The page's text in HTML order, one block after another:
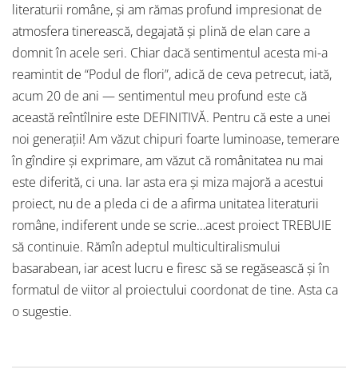
literaturii române, şi am rămas profund impresionat de
atmosfera tinerească, degajată şi plină de elan care a
domnit în acele seri. Chiar dacă sentimentul acesta mi-a
reamintit de “Podul de flori”, adică de ceva petrecut, iată,
acum 20 de ani — sentimentul meu profund este că
această reîntîlnire este DEFINITIVĂ. Pentru că este a unei
noi generaţii! Am văzut chipuri foarte luminoase, temerare
în gîndire şi exprimare, am văzut că românitatea nu mai
este diferită, ci una. Iar asta era şi miza majoră a acestui
proiect, nu de a pleda ci de a afirma unitatea literaturii
române, indiferent unde se scrie…acest proiect TREBUIE
să continuie. Rămîn adeptul multicultiralismului
basarabean, iar acest lucru e firesc să se regăsească şi în
formatul de viitor al proiectului coordonat de tine. Asta ca
o sugestie.